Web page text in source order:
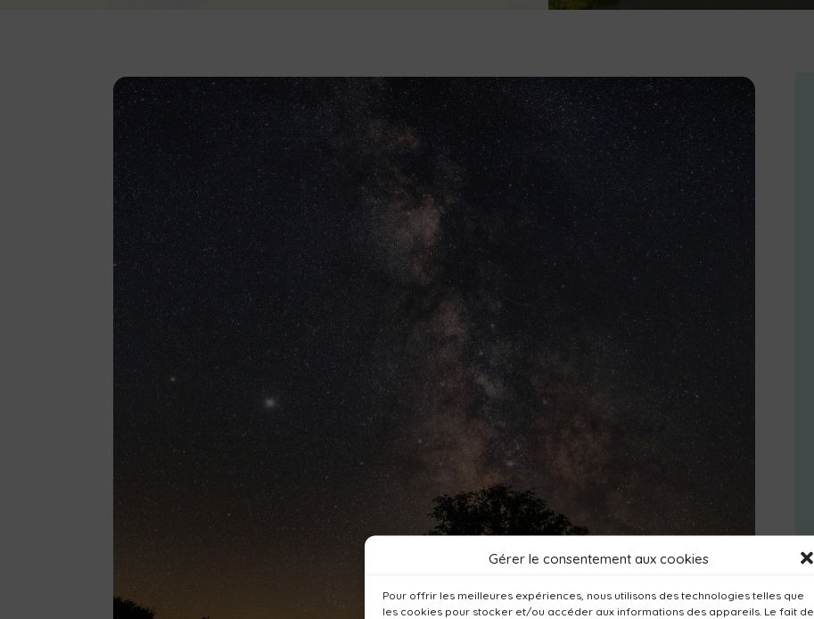
Gérer le consentement aux cookies
Pour offrir les meilleures expériences, nous utilisons des technologies telles que
les cookies pour stocker et/ou accéder aux informations des appareils. Le fait de